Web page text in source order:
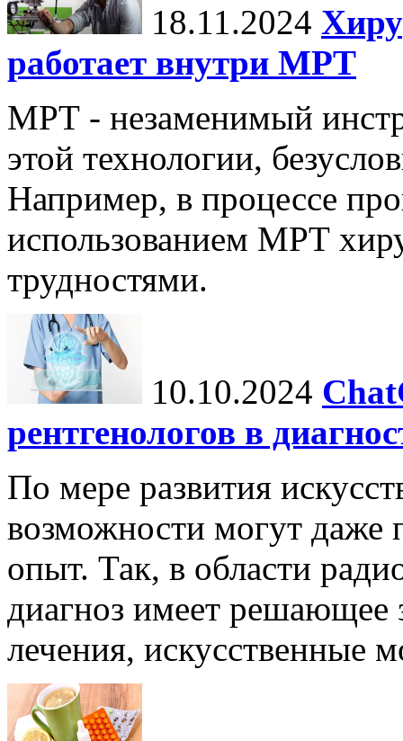
18.11.2024
работает внутри МРТ
МРТ - незаменимый
этой технологии,
Например, в процессе
использованием МРТ
трудностями.
10.10.2024
рентгенологов в
По мере развития
возможности могут даже
опыт. Так, в области
диагноз имеет решающее
лечения, искусственные